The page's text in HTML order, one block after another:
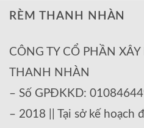
RÈM THANH NHÀN
CÔNG TY CỔ PHẦN
THANH NHÀN
– Số GPĐKKD:
– 2018 || Tại sở kế hoạch